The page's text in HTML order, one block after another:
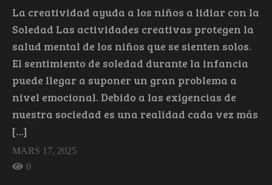
La creatividad ayuda a los niños a lidiar con la
Soledad Las actividades creativas protegen la
salud mental de los niños que se sienten solos.
El sentimiento de soledad durante la infancia
puede llegar a suponer un gran problema a
nivel emocional. Debido a las exigencias de
nuestra sociedad es una realidad cada vez más
[…]
MARS 17, 2025
0